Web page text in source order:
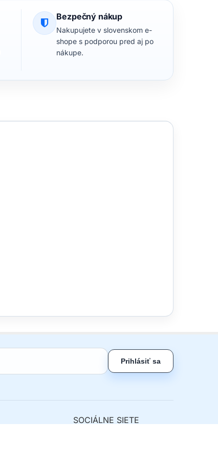
Bezpečný nákup
Nakupujete v slovenskom e-
shope s podporou pred aj po
nákupe.
Prihlásiť sa
SOCIÁLNE SIETE